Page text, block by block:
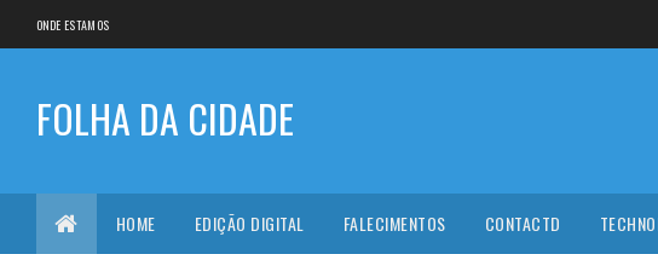
ONDE ESTAMOS
FOLHA DA CIDADE
HOME EDIÇÃO DIGITAL FALECIMENTOS CONTACTD